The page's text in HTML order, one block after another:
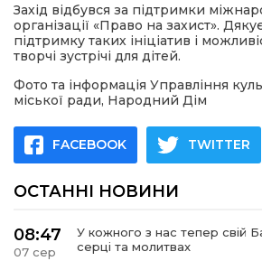
Захід відбувся за підтримки
організації «Право на захист».
підтримку таких ініціатив і
творчі зустрічі для дітей.
Фото та інформація Управління
міської ради, Народний Дім
FACEBOOK TWITTER
ОСТАННІ НОВИНИ
08:47
07 сер
У кожного з нас тепер свій
серці та молитвах